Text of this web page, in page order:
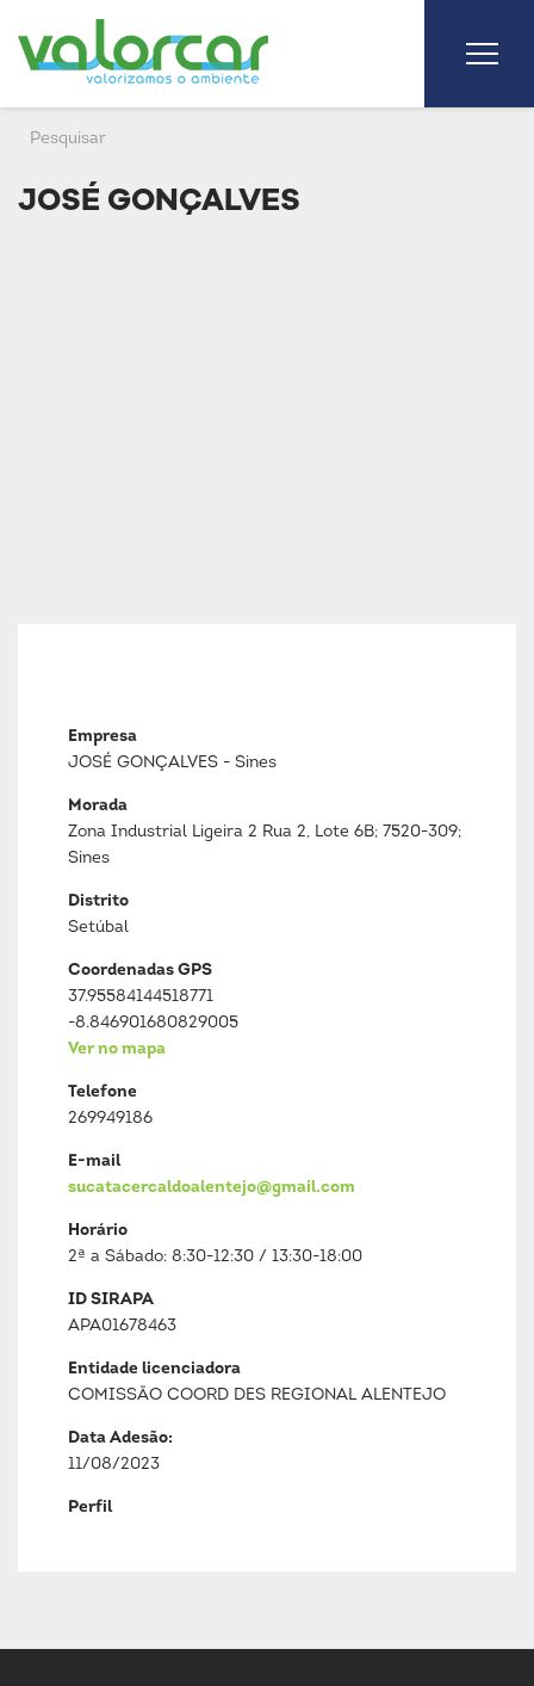
JOSÉ GONÇALVES
Empresa
JOSÉ GONÇALVES - Sines
Morada
Zona Industrial Ligeira 2 Rua 2, Lote 6B; 7520-309;
Sines
Distrito
Setúbal
Coordenadas GPS
37.95584144518771
-8.846901680829005
Ver no mapa
Telefone
269949186
E-mail
sucatacercaldoalentejo@gmail.com
Horário
2ª a Sábado: 8:30-12:30 / 13:30-18:00
ID SIRAPA
APA01678463
Entidade licenciadora
COMISSÃO COORD DES REGIONAL ALENTEJO
Data Adesão:
11/08/2023
Perfil